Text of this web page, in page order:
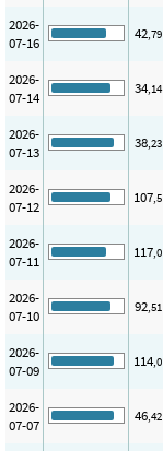
2026-
07-16
42,79
2026-
07-14
34,14
2026-
07-13
38,23
2026-
07-12
107,5
2026-
07-11
117,0
2026-
07-10
92,51
2026-
07-09
114,0
2026-
07-07
46,42